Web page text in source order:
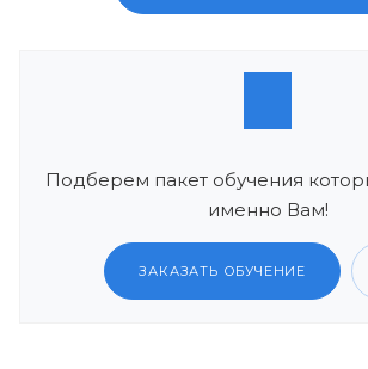
Подберем пакет обучения
именно Вам!
ЗАКАЗАТЬ ОБУЧЕНИЕ